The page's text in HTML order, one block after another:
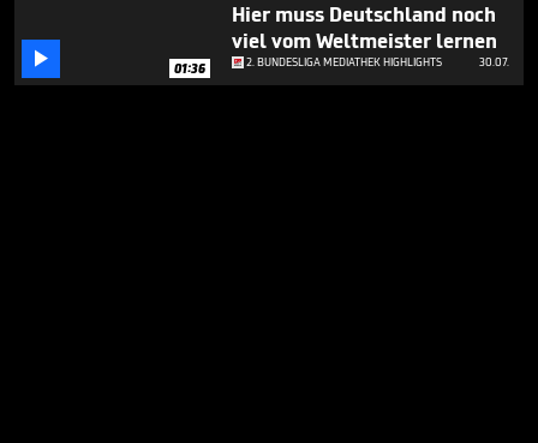
 01:36
Hier muss Deutschland noch
viel vom Weltmeister lernen
2. BUNDESLIGA MEDIATHEK HIGHLIGHTS 30.07.